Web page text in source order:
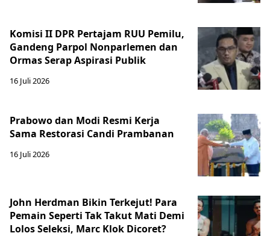
Komisi II DPR Pertajam RUU Pemilu,
Gandeng Parpol Nonparlemen dan
Ormas Serap Aspirasi Publik
16 Juli 2026
Prabowo dan Modi Resmi Kerja
Sama Restorasi Candi Prambanan
16 Juli 2026
John Herdman Bikin Terkejut! Para
Pemain Seperti Tak Takut Mati Demi
Lolos Seleksi, Marc Klok Dicoret?